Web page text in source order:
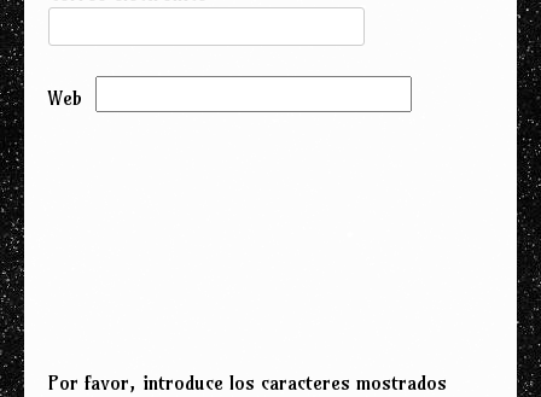
Web
Por favor, introduce los caracteres mostrados